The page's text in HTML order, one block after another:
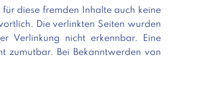
diese fremden Inhalte auch keine
Die verlinkten Seiten wurden
Verlinkung nicht erkennbar. Eine
zumutbar. Bei Bekanntwerden von